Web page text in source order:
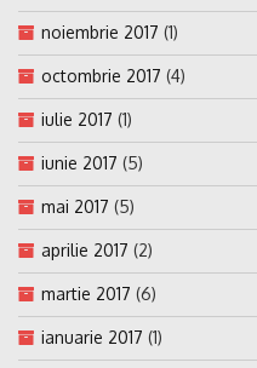
noiembrie 2017 (1)
octombrie 2017 (4)
iulie 2017 (1)
iunie 2017 (5)
mai 2017 (5)
aprilie 2017 (2)
martie 2017 (6)
ianuarie 2017 (1)